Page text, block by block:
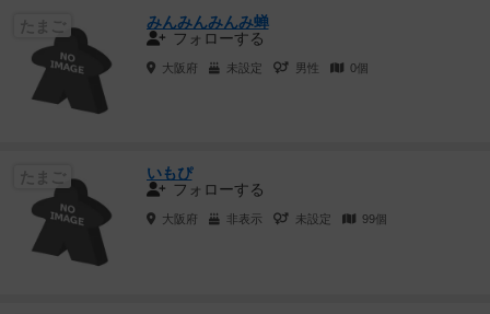
みんみんみんみ蝉
フォローする
大阪府 未設定 男性 0個
いもぴ
フォローする
大阪府 非表示 未設定 99個